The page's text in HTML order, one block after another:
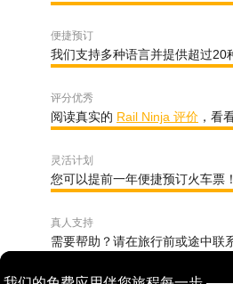
便捷预订
我们支持多种语言并提供超过20
评分优秀
阅读真实的 Rail Ninja 评价 ，看
灵活计划
您可以提前一年便捷预订火车票！
真人支持
需要帮助？请在旅行前或途中联